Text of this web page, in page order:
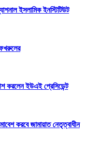
ইসলামিক ইনস্টিটিউট
ফখরুলের
করলেন ইউএই প্রেসিডেন্ট
করবে জামায়াত নেতৃত্বাধীন